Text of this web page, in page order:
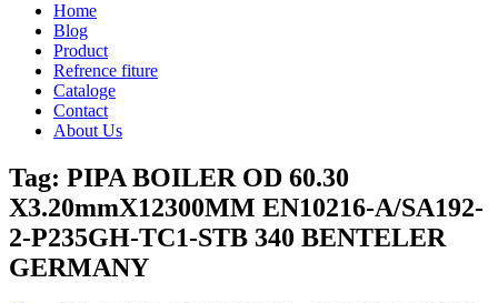
Home
Blog
Product
Refrence fiture
Cataloge
Contact
About Us
Tag: PIPA BOILER OD 60.30
X3.20mmX12300MM EN10216-A/SA192-
2-P235GH-TC1-STB 340 BENTELER
GERMANY